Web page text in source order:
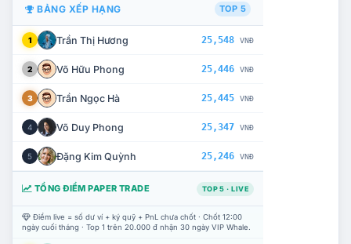
BẢNG XẾP HẠNG TOP 5
1 Trần Thị Hương 25,548 VNĐ
2 Võ Hữu Phong 25,446 VNĐ
3 Trần Ngọc Hà 25,445 VNĐ
4 Võ Duy Phong 25,347 VNĐ
5 Đặng Kim Quỳnh 25,246 VNĐ
TỔNG ĐIỂM PAPER TRADE TOP 5 · LIVE
Điểm live = số dư ví + ký quỹ + PnL chưa chốt · Chốt 12:00
ngày cuối tháng · Top 1 trên 20.000 đ nhận 30 ngày VIP Whale.